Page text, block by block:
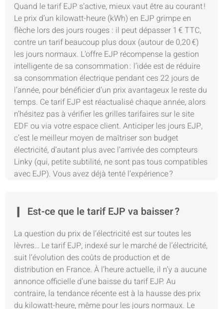
Quand le tarif EJP s’active, mieux vaut être au courant !
Le prix d’un kilowatt-heure (kWh) en EJP grimpe en
flèche lors des jours rouges : il peut dépasser 1 € TTC,
contre un tarif beaucoup plus doux (autour de 0,20 €)
les jours normaux. L’offre EJP récompense la gestion
intelligente de sa consommation : l’idée est de réduire
sa consommation électrique pendant ces 22 jours de
l’année, pour bénéficier d’un prix avantageux le reste du
temps. Ce tarif EJP est réactualisé chaque année, alors
n’hésitez pas à vérifier les grilles tarifaires sur le site
EDF ou via votre espace client. Anticiper les jours EJP,
c’est le meilleur moyen de maîtriser son budget
électricité, d’autant plus avec l’arrivée des compteurs
Linky (qui, petite subtilité, ne sont pas tous compatibles
avec EJP). Vous avez déjà tenté l’expérience ?
Est-ce que le tarif EJP va baisser ?
La question du prix de l’électricité est sur toutes les
lèvres… Le tarif EJP, indexé sur le marché de l’électricité,
suit l’évolution des coûts de production et de
distribution en France. À l’heure actuelle, il n’y a aucune
annonce officielle d’une baisse du tarif EJP. Au
contraire, la tendance récente est à la hausse des prix
du kilowatt-heure, même pour les jours normaux. Le